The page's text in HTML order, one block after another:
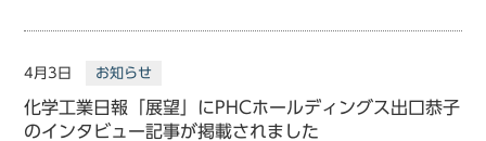
4月3日 お知らせ
化学工業日報「展望」にPHCホールディングス出口恭子
のインタビュー記事が掲載されました